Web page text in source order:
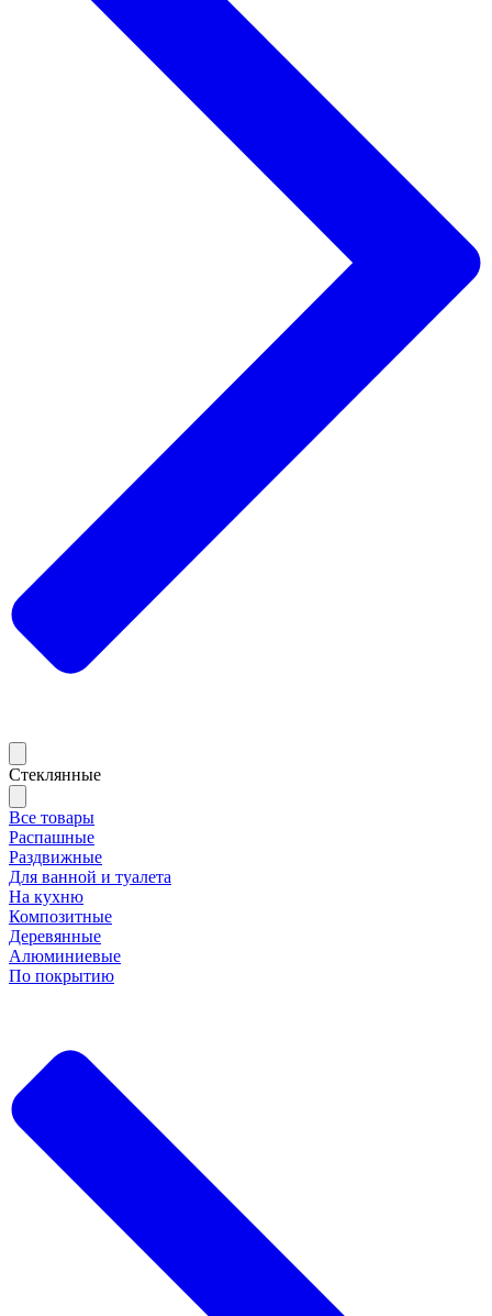
Стеклянные
Все товары
Распашные
Раздвижные
Для ванной и туалета
На кухню
Композитные
Деревянные
Алюминиевые
По покрытию